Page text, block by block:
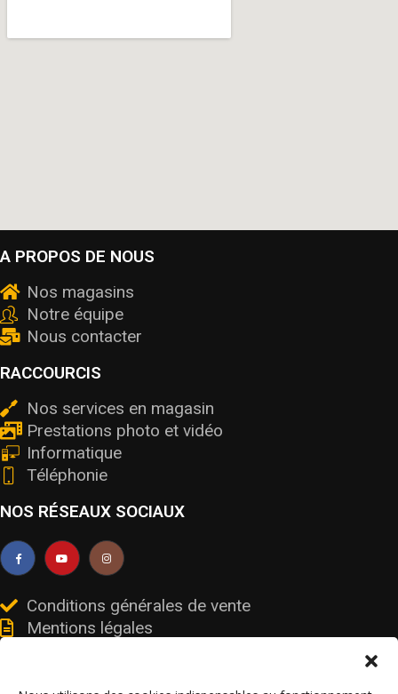
A PROPOS DE NOUS
Nos magasins
Notre équipe
Nous contacter
RACCOURCIS
Nos services en magasin
Prestations photo et vidéo
Informatique
Téléphonie
NOS RÉSEAUX SOCIAUX
Conditions générales de vente
Mentions légales